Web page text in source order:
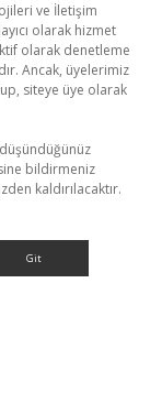
ve İletişim
olarak hizmet
olarak denetleme
Ancak, üyelerimiz
siteye üye olarak
bildirmeniz
kaldırılacaktır.